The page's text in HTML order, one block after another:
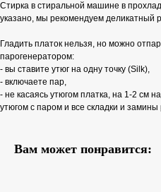
Стирка в стиральной машине в
указано, мы рекомендуем деликатный
Гладить платок нельзя, но можно
парогенератором:
- вы ставите утюг на одну точку (Silk),
- включаете пар,
- не касаясь утюгом платка, на 1-2 см
утюгом с паром и все складки и замины
Вам может понравится: